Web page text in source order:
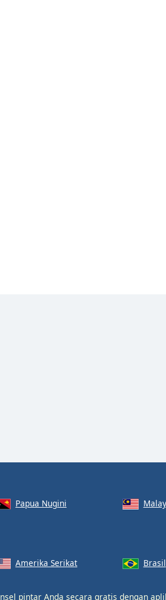
Papua Nugini
Amerika Serikat Brasil
pintar Anda secara gratis dengan